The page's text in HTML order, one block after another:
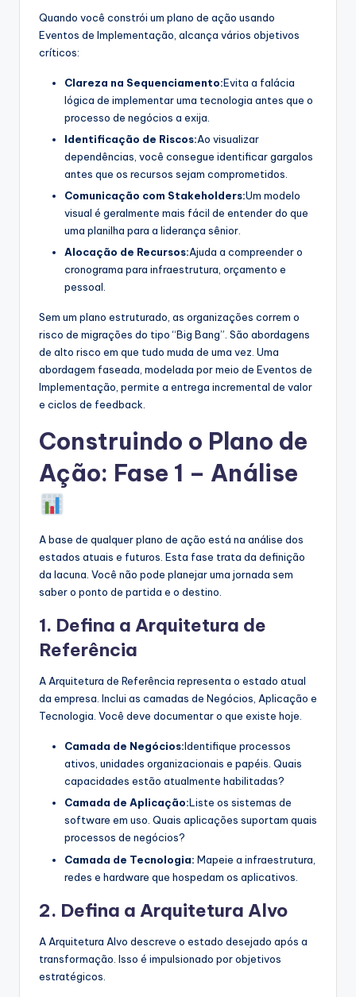
Quando você constrói um plano de ação usando
Eventos de Implementação, alcança vários objetivos
críticos:
Clareza na Sequenciamento:Evita a falácia
lógica de implementar uma tecnologia antes que o
processo de negócios a exija.
Identificação de Riscos:Ao visualizar
dependências, você consegue identificar gargalos
antes que os recursos sejam comprometidos.
Comunicação com Stakeholders:Um modelo
visual é geralmente mais fácil de entender do que
uma planilha para a liderança sênior.
Alocação de Recursos:Ajuda a compreender o
cronograma para infraestrutura, orçamento e
pessoal.
Sem um plano estruturado, as organizações correm o
risco de migrações do tipo “Big Bang”. São abordagens
de alto risco em que tudo muda de uma vez. Uma
abordagem faseada, modelada por meio de Eventos de
Implementação, permite a entrega incremental de valor
e ciclos de feedback.
Construindo o Plano de
Ação: Fase 1 – Análise
A base de qualquer plano de ação está na análise dos
estados atuais e futuros. Esta fase trata da definição
da lacuna. Você não pode planejar uma jornada sem
saber o ponto de partida e o destino.
1. Defina a Arquitetura de
Referência
A Arquitetura de Referência representa o estado atual
da empresa. Inclui as camadas de Negócios, Aplicação e
Tecnologia. Você deve documentar o que existe hoje.
Camada de Negócios:Identifique processos
ativos, unidades organizacionais e papéis. Quais
capacidades estão atualmente habilitadas?
Camada de Aplicação:Liste os sistemas de
software em uso. Quais aplicações suportam quais
processos de negócios?
Camada de Tecnologia: Mapeie a infraestrutura,
redes e hardware que hospedam os aplicativos.
2. Defina a Arquitetura Alvo
A Arquitetura Alvo descreve o estado desejado após a
transformação. Isso é impulsionado por objetivos
estratégicos.